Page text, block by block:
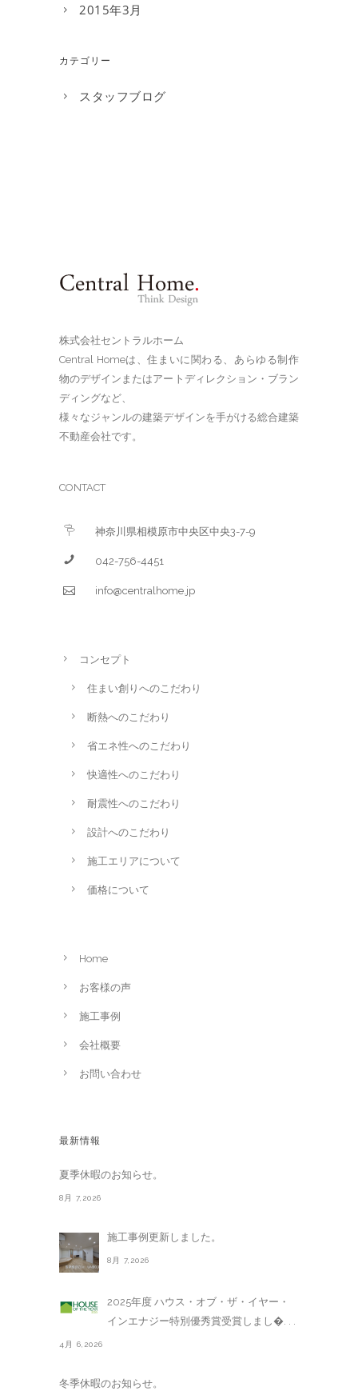
2015年3月
カテゴリー
スタッフブログ
株式会社セントラルホーム
Central Homeは、住まいに関わる、あらゆる制作
物のデザインまたはアートディレクション・ブラン
ディングなど、
様々なジャンルの建築デザインを手がける総合建築
不動産会社です。
CONTACT
神奈川県相模原市中央区中央3-7-9
042-756-4451
info@centralhome.jp
コンセプト
住まい創りへのこだわり
断熱へのこだわり
省エネ性へのこだわり
快適性へのこだわり
耐震性へのこだわり
設計へのこだわり
施工エリアについて
価格について
Home
お客様の声
施工事例
会社概要
お問い合わせ
最新情報
夏季休暇のお知らせ。
8月 7,2026
施工事例更新しました。
8月 7,2026
2025年度 ハウス・オブ・ザ・イヤー・
インエナジー特別優秀賞受賞しまし�. . .
4月 6,2026
冬季休暇のお知らせ。